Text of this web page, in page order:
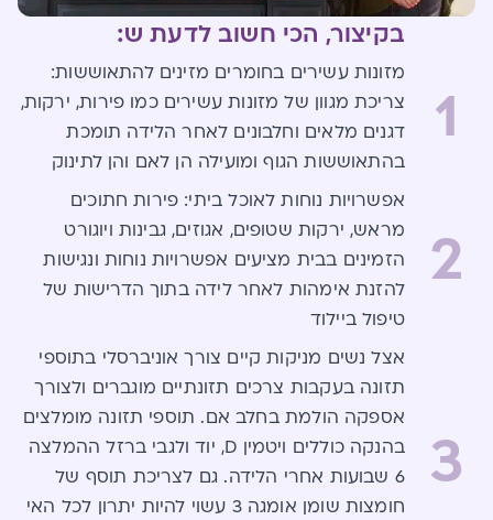
בקיצור, הכי חשוב לדעת ש:
1
מזונות עשירים בחומרים מזינים להתאוששות:
צריכת מגוון של מזונות עשירים כמו פירות, ירקות,
דגנים מלאים וחלבונים לאחר הלידה תומכת
בהתאוששות הגוף ומועילה הן לאם והן לתינוק
2
אפשרויות נוחות לאוכל ביתי: פירות חתוכים
מראש, ירקות שטופים, אגוזים, גבינות ויוגורט
הזמינים בבית מציעים אפשרויות נוחות ונגישות
להזנת א​י​מהות לאחר לידה בתוך הדרישות של
טיפול ביילוד
3
​​אצל נשים מניקות קיים ​צורך אוניברסלי בתוספי ​
תזונה​ ​בעקבות​ צרכים תזונתיים מוגברים​ ולצורך
אספקה הולמת בחלב אם. ​תוספי ​תזונה​ ​מומלצים
בהנקה כוללים ​ויטמין D,​ יוד​ ​ולגבי ברזל ההמלצה
6 שבועות אחרי הלידה. ​​גם לצריכת תוסף של
חומצות שומן אומגה 3 ​עשוי להיות יתרון​ לכל הא​י​